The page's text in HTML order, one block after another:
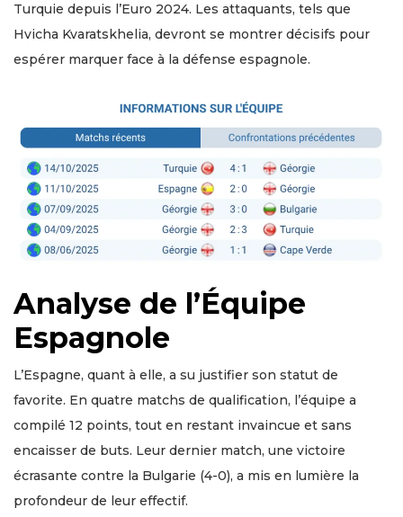
Turquie depuis l’Euro 2024. Les attaquants, tels que
Hvicha Kvaratskhelia, devront se montrer décisifs pour
espérer marquer face à la défense espagnole.
Analyse de l’Équipe
Espagnole
L’Espagne, quant à elle, a su justifier son statut de
favorite. En quatre matchs de qualification, l’équipe a
compilé 12 points, tout en restant invaincue et sans
encaisser de buts. Leur dernier match, une victoire
écrasante contre la Bulgarie (4-0), a mis en lumière la
profondeur de leur effectif.